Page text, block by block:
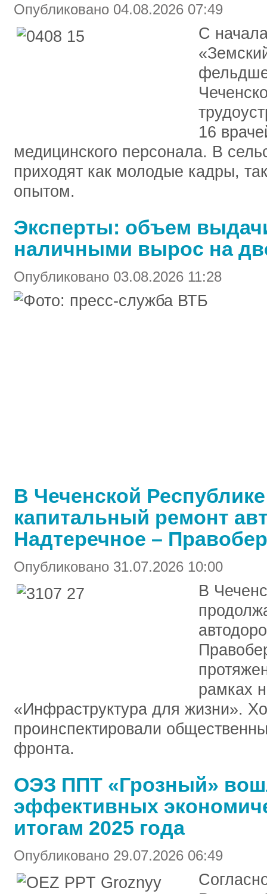
Опубликовано 04.08.2026 07:49
С
16
медицинского персонала. В
приходят как молодые кадры,
опытом.
Эксперты: объем
наличными вырос на
Опубликовано 03.08.2026 11:28
В Чеченской
капитальный ремонт
Надтеречное –
Опубликовано 31.07.2026 10:00
В
рамках
«Инфраструктура для жизни».
проинспектировали
фронта.
ОЭЗ ППТ «Грозный»
эффективных
итогам 2025 года
Опубликовано 29.07.2026 06:49